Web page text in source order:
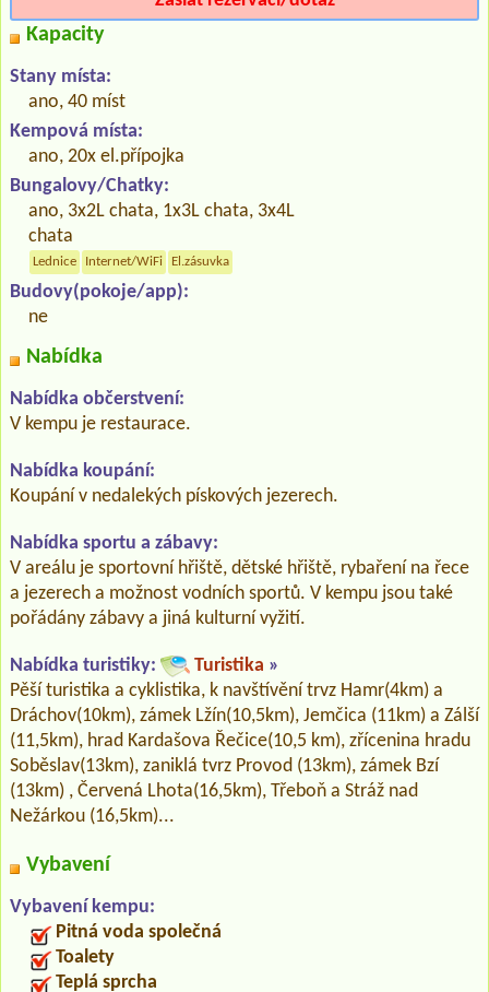
Kapacity
Stany místa:
ano, 40 míst
Kempová místa:
ano, 20x el.přípojka
Bungalovy/Chatky:
ano, 3x2L chata, 1x3L chata, 3x4L
chata
Lednice Internet/WiFi El.zásuvka
Budovy(pokoje/app):
ne
Nabídka
Nabídka občerstvení:
V kempu je restaurace.
Nabídka koupání:
Koupání v nedalekých pískových jezerech.
Nabídka sportu a zábavy:
V areálu je sportovní hřiště, dětské hřiště, rybaření na řece
a jezerech a možnost vodních sportů. V kempu jsou také
pořádány zábavy a jiná kulturní vyžití.
Nabídka turistiky: Turistika »
Pěší turistika a cyklistika, k navštívění trvz Hamr(4km) a
Dráchov(10km), zámek Lžín(10,5km), Jemčica (11km) a Zálší
(11,5km), hrad Kardašova Řečice(10,5 km), zřícenina hradu
Soběslav(13km), zaniklá tvrz Provod (13km), zámek Bzí
(13km) , Červená Lhota(16,5km), Třeboň a Stráž nad
Nežárkou (16,5km)...
Vybavení
Vybavení kempu:
Pitná voda společná
Toalety
Teplá sprcha